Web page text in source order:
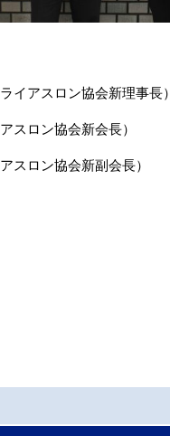
アスロン協会新理事長）
ロン協会新会長）
ロン協会新副会長）